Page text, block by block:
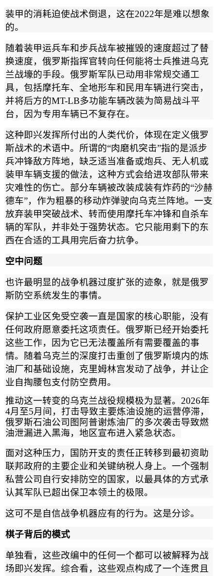
装甲的消耗迫使战术倒退，这在2022年是难以想象
的。
随着装甲运兵车和步兵战车被摧毁的速度超过了替
换速度，俄罗斯指挥官转向任何能将士兵推进乌克
兰战壕的手段。俄罗斯军队已动用非常规交通工
具，包括摩托车、全地形车和民用车辆进行突击，
并将后方的MT-LB多功能车辆改装为简易战斗平
台，因为专用车辆已不复存在。
这种即兴发挥所付出的人类代价，体现在定义俄罗
斯战术的术语中。所谓的“肉磨机突击”指的是派步
兵冲锋敌方阵地，缺乏适当准备或炮兵、无人机或
装甲车辆支援的做法，这种方式会给进攻部队带来
灾难性的伤亡。部分车辆被改装成装有炸药的“沙赫
德车”，作为粗暴的移动炸弹驶向乌克兰阵地。一支
放弃装甲突破战术、转而使用摩托车冲锋和自杀车
辆的军队，并非处于强势状态。它只能用剩下的东
西在合适的工具用完后奋力抗争。
空中问题
也许最明显的战争机器过度扩张的迹象，就是俄罗
斯防空系统发生的事情。
保护工业区免受空袭一直是国家的核心职能，没有
任何政府愿意委托这项责任。俄罗斯已经开始委托
这些工作，因为它已无法覆盖所有需要覆盖的事
情。随着乌克兰的深度打击重创了俄罗斯境内的炼
油厂和基础设施，克里姆林宫发动了战争，并让企
业自掏腰包支付防空费用。
推动这一转变的乌克兰战役规模极为显著。 2026年
4月至5月间，打击导致主要炼油设施的运营停滞，
俄罗斯石油公司图阿普谢炼油厂的多次袭击导致燃
油泄漏进入黑海，地区宣布进入紧急状态。
面对这种压力，国防开支的责任正转移到最初资助
联邦政府的主要企业和关键纳税人身上。一个强制
私营公司自行安排防空的国家，以最具体的方式承
认其军队已超出保卫本领土的极限。
这可不是自信战争机器应有的行为。这是分诊。
棋子背后的模式
单独看，这些改编中的任何一个都可以被解释为战
场即兴发挥。综合看，这些观点构成了一个连贯且